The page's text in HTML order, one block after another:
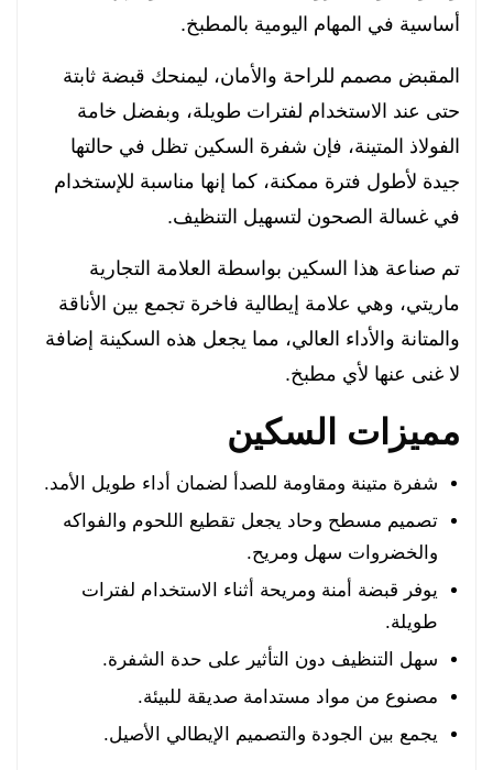
أساسية في المهام اليومية بالمطبخ.
المقبض مصمم للراحة والأمان، ليمنحك قبضة ثابتة
حتى عند الاستخدام لفترات طويلة، وبفضل خامة
الفولاذ المتينة، فإن شفرة السكين تظل في حالتها
جيدة لأطول فترة ممكنة، كما إنها مناسبة للإستخدام
في غسالة الصحون لتسهيل التنظيف.
تم صناعة هذا السكين بواسطة العلامة التجارية
ماريتي، وهي علامة إيطالية فاخرة تجمع بين الأناقة
والمتانة والأداء العالي، مما يجعل هذه السكينة إضافة
لا غنى عنها لأي مطبخ.
مميزات السكين
شفرة متينة ومقاومة للصدأ لضمان أداء طويل الأمد.
تصميم مسطح وحاد يجعل تقطيع اللحوم والفواكه
والخضروات سهل ومريح.
يوفر قبضة أمنة ومريحة أثناء الاستخدام لفترات
طويلة.
سهل التنظيف دون التأثير على حدة الشفرة.
مصنوع من مواد مستدامة صديقة للبيئة.
يجمع بين الجودة والتصميم الإيطالي الأصيل.